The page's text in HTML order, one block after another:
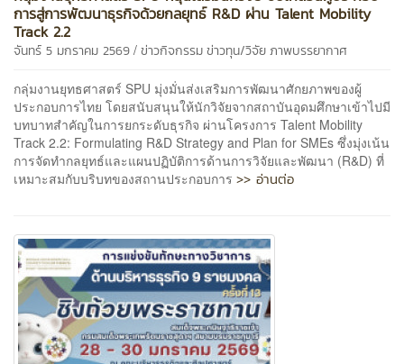
การสู่การพัฒนาธุรกิจด้วยกลยุทธ์ R&D ผ่าน Talent Mobility
Track 2.2
จันทร์ 5 มกราคม 2569 / ข่าวกิจกรรมข่าวทุน/วิจัยภาพบรรยากาศ
กลุ่มงานยุทธศาสตร์ SPU มุ่งมั่นส่งเสริมการพัฒนาศักยภาพของผู้
ประกอบการไทย โดยสนับสนุนให้นักวิจัยจากสถาบันอุดมศึกษาเข้าไปมี
บทบาทสำคัญในการยกระดับธุรกิจ ผ่านโครงการ Talent Mobility
Track 2.2: Formulating R&D Strategy and Plan for SMEs ซึ่งมุ่งเน้น
การจัดทำกลยุทธ์และแผนปฏิบัติการด้านการวิจัยและพัฒนา (R&D) ที่
เหมาะสมกับบริบทของสถานประกอบการ >> อ่านต่อ